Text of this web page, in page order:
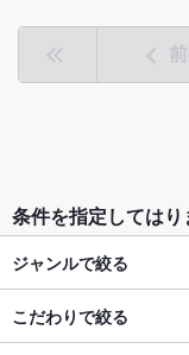
条件を指定しては
ジャンルで絞る
こだわりで絞る